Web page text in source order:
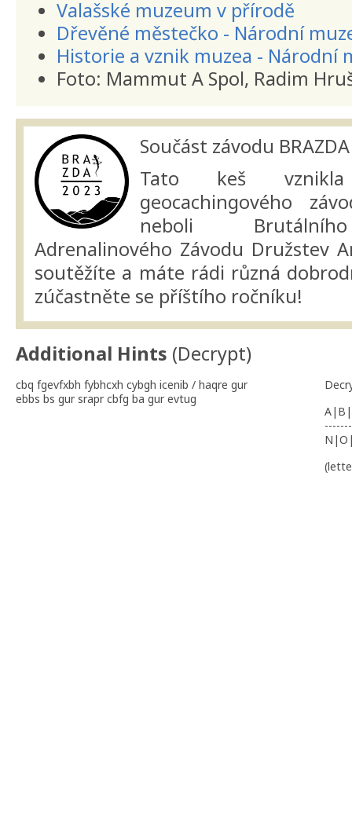
Valašské muzeum v přírodě
Dřevěné městečko - Národní
Historie a vznik muzea - Národní
Foto: Mammut A Spol, Radim
Součást závodu
Tato keš
geocachingového
neboli
Adrenalinového Závodu Družstev
soutěžíte a máte rádi různá
zúčastněte se příštího ročníku!
Additional Hints (Decrypt)
cbq fgevfxbh fybhcxh cybgh icenib / haqre gur
ebbs bs gur srapr cbfg ba gur evtug